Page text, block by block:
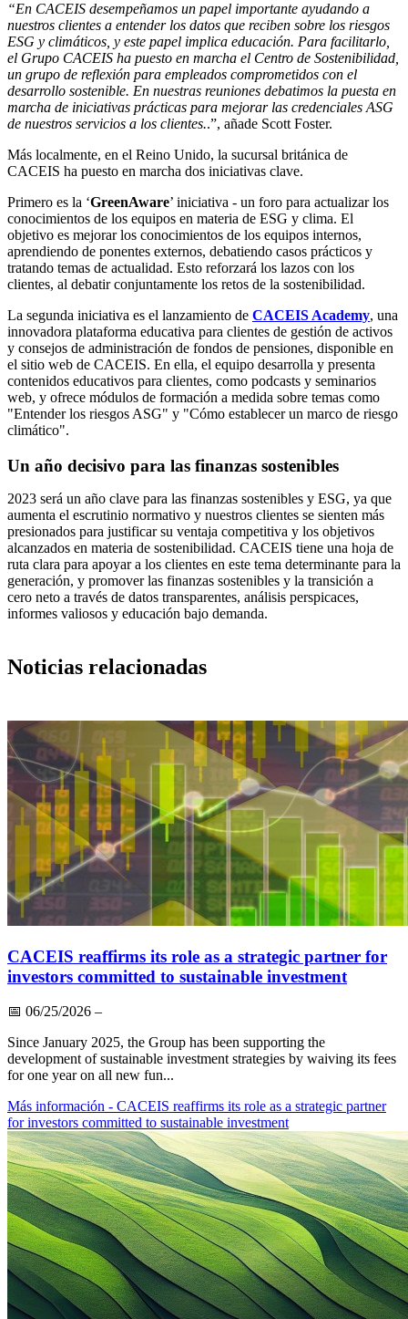
“En CACEIS desempeñamos un papel importante ayudando a
nuestros clientes a entender los datos que reciben sobre los riesgos
ESG y climáticos, y este papel implica educación. Para facilitarlo,
el Grupo CACEIS ha puesto en marcha el Centro de Sostenibilidad,
un grupo de reflexión para empleados comprometidos con el
desarrollo sostenible. En nuestras reuniones debatimos la puesta en
marcha de iniciativas prácticas para mejorar las credenciales ASG
de nuestros servicios a los clientes..”, añade Scott Foster.
Más localmente, en el Reino Unido, la sucursal británica de
CACEIS ha puesto en marcha dos iniciativas clave.
Primero es la ‘GreenAware’ iniciativa - un foro para actualizar los
conocimientos de los equipos en materia de ESG y clima. El
objetivo es mejorar los conocimientos de los equipos internos,
aprendiendo de ponentes externos, debatiendo casos prácticos y
tratando temas de actualidad. Esto reforzará los lazos con los
clientes, al debatir conjuntamente los retos de la sostenibilidad.
La segunda iniciativa es el lanzamiento de CACEIS Academy, una
innovadora plataforma educativa para clientes de gestión de activos
y consejos de administración de fondos de pensiones, disponible en
el sitio web de CACEIS. En ella, el equipo desarrolla y presenta
contenidos educativos para clientes, como podcasts y seminarios
web, y ofrece módulos de formación a medida sobre temas como
"Entender los riesgos ASG" y "Cómo establecer un marco de riesgo
climático".
Un año decisivo para las finanzas sostenibles
2023 será un año clave para las finanzas sostenibles y ESG, ya que
aumenta el escrutinio normativo y nuestros clientes se sienten más
presionados para justificar su ventaja competitiva y los objetivos
alcanzados en materia de sostenibilidad. CACEIS tiene una hoja de
ruta clara para apoyar a los clientes en este tema determinante para la
generación, y promover las finanzas sostenibles y la transición a
cero neto a través de datos transparentes, análisis perspicaces,
informes valiosos y educación bajo demanda.
Noticias relacionadas
CACEIS reaffirms its role as a strategic partner for
investors committed to sustainable investment
📅 06/25/2026 –
Since January 2025, the Group has been supporting the
development of sustainable investment strategies by waiving its fees
for one year on all new fun...
Más información - CACEIS reaffirms its role as a strategic partner
for investors committed to sustainable investment